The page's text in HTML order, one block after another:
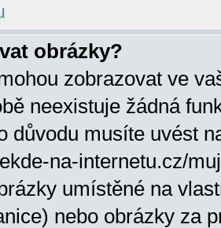
obrázky?
zobrazovat ve
neexistuje žádná
důvodu musíte uvést
na-internetu.cz/
umístěné na
nebo obrázky za